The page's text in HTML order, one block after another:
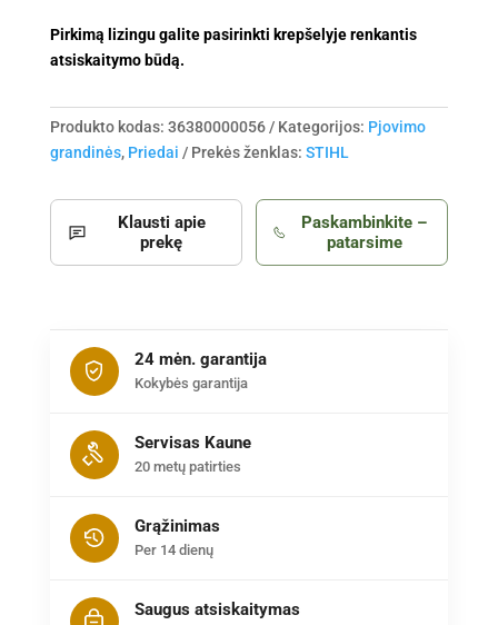
Pirkimą lizingu galite pasirinkti krepšelyje renkantis
atsiskaitymo būdą.
Produkto kodas: 36380000056 Kategorijos: Pjovimo
grandinės, Priedai Prekės ženklas: STIHL
Klausti apie
prekę
Paskambinkite –
patarsime
24 mėn. garantija
Kokybės garantija
Servisas Kaune
20 metų patirties
Grąžinimas
Per 14 dienų
Saugus atsiskaitymas